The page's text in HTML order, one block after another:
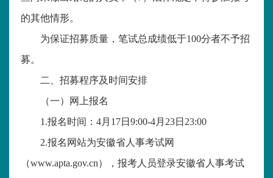
的其他情形。
为保证招募质量，笔试总成绩低于100分者不予招
募。
二、招募程序及时间安排
（一）网上报名
1.报名时间：4月17日9:00-4月23日23:00
2.报名网站为安徽省人事考试网
（www.apta.gov.cn），报考人员登录安徽省人事考试